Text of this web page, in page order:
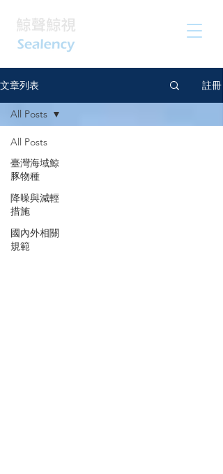
文章列表 註冊
All Posts
臺灣海域鯨
豚物種
降噪與減輕
措施
國內外相關
規範
All Posts